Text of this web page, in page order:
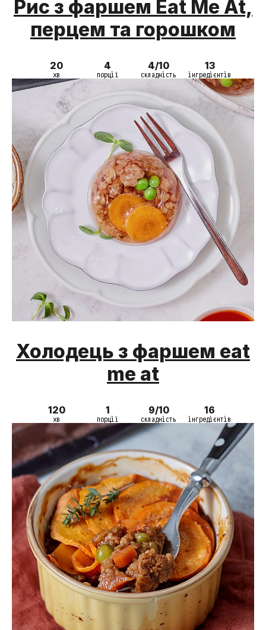
Рис з фаршем Eat Me At,
перцем та горошком
20
хв
4
порції
4/10
складність
13
інгредієнтів
Холодець з фаршем eat
me at
120
хв
1
порції
9/10
складність
16
інгредієнтів